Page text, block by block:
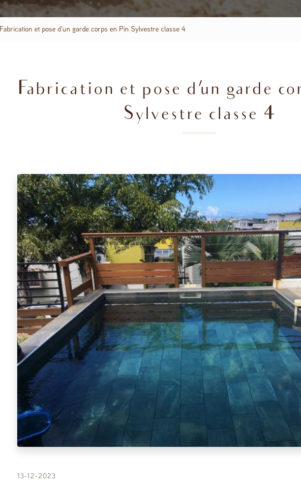
Fabrication et pose d'un garde corps en Pin Sylvestre classe 4
Fabrication et pose d'un garde
Sylvestre classe 4
13-12-2023